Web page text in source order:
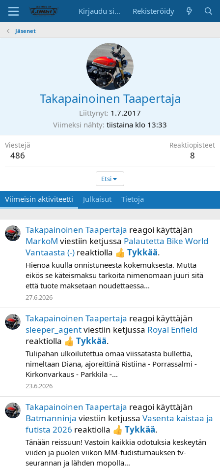
Kirjaudu sisään Rekisteröidy
Jäsenet
Takapainoinen Taapertaja
Liittynyt 1.7.2017
Viimeksi nähty tiistaina klo 13:33
Viestejä
486
Reaktiopisteet
8
Etsi
Viimeisin aktiviteetti Julkaisut Tietoja
Takapainoinen Taapertaja reagoi käyttäjän
MarkoM viestiin ketjussa Palautetta Bike World
Vantaasta (-) reaktiolla Tykkää.
Hienoa kuulla onnistuneesta kokemuksesta. Mutta
eikös se käteismaksu tarkoita nimenomaan juuri sitä
että tuote maksetaan noudettaessa...
27.6.2026
Takapainoinen Taapertaja reagoi käyttäjän
sleeper_agentviestiin ketjussa Royal Enfield
reaktiolla
Tykkää.
Tulipahan ulkoilutettua omaa viissatasta bullettia,
nimeltaan Diana, ajoreittinä Ristiina - Porrassalmi -
Kirkonvarkaus - Parkkila -...
23.6.2026
Takapainoinen Taapertaja reagoi käyttäjän
Batmanninja viestiin ketjussa Vasenta kaistaa ja
futista 2026 reaktiolla Tykkää.
Tänään reissuun! Vastoin kaikkia odotuksia keskeytän
viiden ja puolen viikon MM-fudisturnauksen tv-
seurannan ja lähden mopolla...